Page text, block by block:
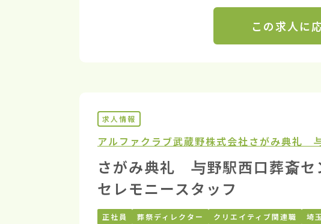
この求人に
求人情報
アルファクラブ武蔵野株式会社さがみ典礼
さがみ典礼 与野駅西口葬斎セ
セレモニースタッフ
正社員 葬祭ディレクター クリエイティブ関連職 埼